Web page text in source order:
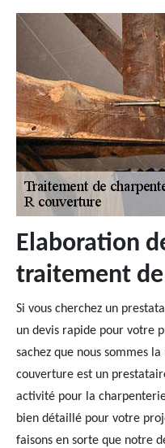
Elaboration
traitement
Si vous cherchez un
un devis rapide pour votre
sachez que nous sommes
couverture est un
activité pour la
bien détaillé pour votre
faisons en sorte que notre